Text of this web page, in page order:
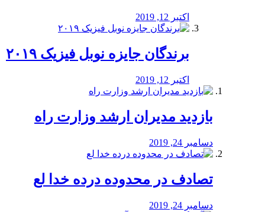
اکتبر 12, 2019
برندگان جایزه نوبل فیزیک ۲۰۱۹
اکتبر 12, 2019
بازدید مدیران ارشد وزارت راه
دسامبر 24, 2019
تصادف در محدوده درده خدا لع
دسامبر 24, 2019